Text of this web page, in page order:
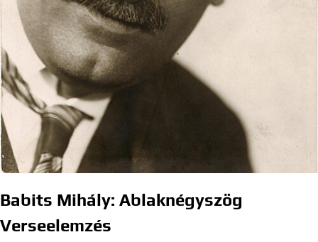
Babits Mihály: Ablaknégyszög
Verseelemzés